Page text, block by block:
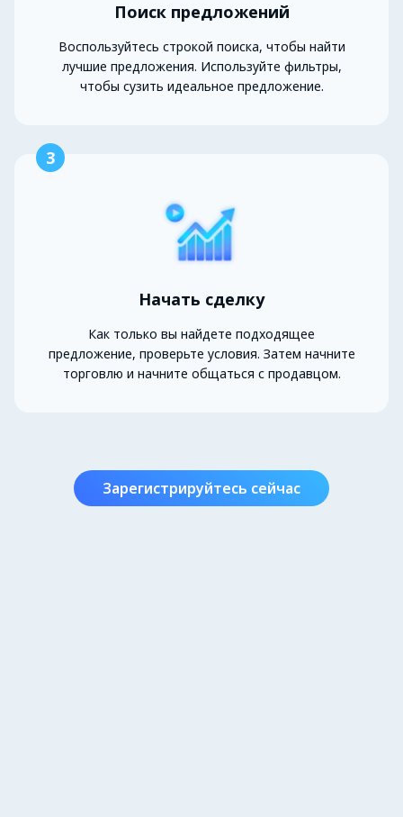
Поиск предложений
Воспользуйтесь строкой поиска, чтобы найти
лучшие предложения. Используйте фильтры,
чтобы сузить идеальное предложение.
3
Начать сделку
Как только вы найдете подходящее
предложение, проверьте условия. Затем начните
торговлю и начните общаться с продавцом.
Зарегистрируйтесь сейчас